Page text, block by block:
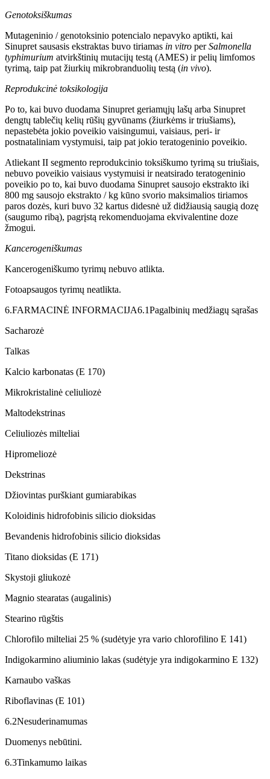
Genotoksiškumas
Mutageninio / genotoksinio potencialo nepavyko aptikti, kai
Sinupret sausasis ekstraktas buvo tiriamas in vitro perSalmonella
typhimurium atvirkštinių mutacijų testą (AMES) ir pelių limfomos
tyrimą, taip pat žiurkių mikrobranduolių testą (in vivo).
Reprodukcinė toksikologija
Po to, kai buvo duodama Sinupret geriamųjų lašų arba Sinupret
dengtų tablečių kelių rūšių gyvūnams (žiurkėms ir triušiams),
nepastebėta jokio poveikio vaisingumui, vaisiaus, peri- ir
postnataliniam vystymuisi, taip pat jokio teratogeninio poveikio.
Atliekant II segmento reprodukcinio toksiškumo tyrimą su triušiais,
nebuvo poveikio vaisiaus vystymuisi ir neatsirado teratogeninio
poveikio po to, kai buvo duodama Sinupret sausojo ekstrakto iki
800 mg sausojo ekstrakto / kg kūno svorio maksimalios tiriamos
paros dozės, kuri buvo 32 kartus didesnė už didžiausią saugią dozę
(saugumo ribą), pagrįstą rekomenduojama ekvivalentine doze
žmogui.
Kancerogeniškumas
Kancerogeniškumo tyrimų nebuvo atlikta.
Fotoapsaugos tyrimų neatlikta.
6.FARMACINĖ INFORMACIJA6.1Pagalbinių medžiagų sąrašas
Sacharozė
Talkas
Kalcio karbonatas (E 170)
Mikrokristalinė celiuliozė
Maltodekstrinas
Celiuliozės milteliai
Hipromeliozė
Dekstrinas
Džiovintas purškiant gumiarabikas
Koloidinis hidrofobinis silicio dioksidas
Bevandenis hidrofobinis silicio dioksidas
Titano dioksidas (E 171)
Skystoji gliukozė
Magnio stearatas (augalinis)
Stearino rūgštis
Chlorofilo milteliai 25 % (sudėtyje yra vario chlorofilino E 141)
Indigokarmino aliuminio lakas (sudėtyje yra indigokarmino E 132)
Karnaubo vaškas
Riboflavinas (E 101)
6.2Nesuderinamumas
Duomenys nebūtini.
6.3Tinkamumo laikas